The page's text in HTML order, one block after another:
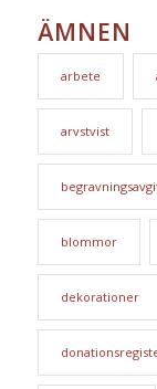
ÄMNEN
arbete
arvstvist
blommor
dekorationer